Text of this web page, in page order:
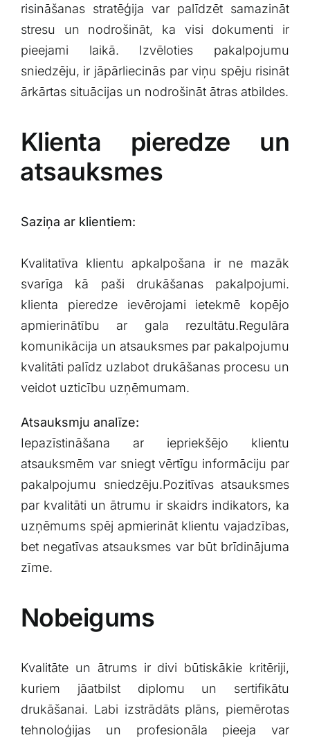
risināšanas stratēģija var palīdzēt samazināt
stresu un nodrošināt,⁤ ka‌ visi dokumenti ir
pieejami laikā. Izvēloties pakalpojumu
sniedzēju, ir​ jāpārliecinās par viņu spēju risināt
ārkārtas situācijas⁣ un nodrošināt ātras atbildes.
Klienta pieredze un
⁢atsauksmes
Saziņa‌ ar klientiem:
Kvalitatīva klientu apkalpošana ir ne mazāk
svarīga⁣ kā paši drukāšanas pakalpojumi.
klienta pieredze ⁤ievērojami ietekmē kopējo
apmierinātību ar ⁣gala ​rezultātu.Regulāra
komunikācija un atsauksmes par pakalpojumu
kvalitāti palīdz uzlabot drukāšanas procesu ⁢un
veidot uzticību uzņēmumam.
Atsauksmju analīze:
Iepazīstināšana ar iepriekšējo klientu
atsauksmēm var sniegt vērtīgu informāciju par
pakalpojumu ​sniedzēju.Pozitīvas⁣ atsauksmes
⁢par kvalitāti un ⁤ātrumu⁤ ir skaidrs indikators, ka
uzņēmums spēj apmierināt klientu vajadzības,
bet negatīvas atsauksmes⁢ var būt brīdinājuma
⁢zīme.
Nobeigums
Kvalitāte un ātrums ir divi būtiskākie ​kritēriji,
kuriem jāatbilst diplomu ⁢un sertifikātu
drukāšanai. Labi ‍izstrādāts plāns, piemērotas
tehnoloģijas un profesionāla pieeja var